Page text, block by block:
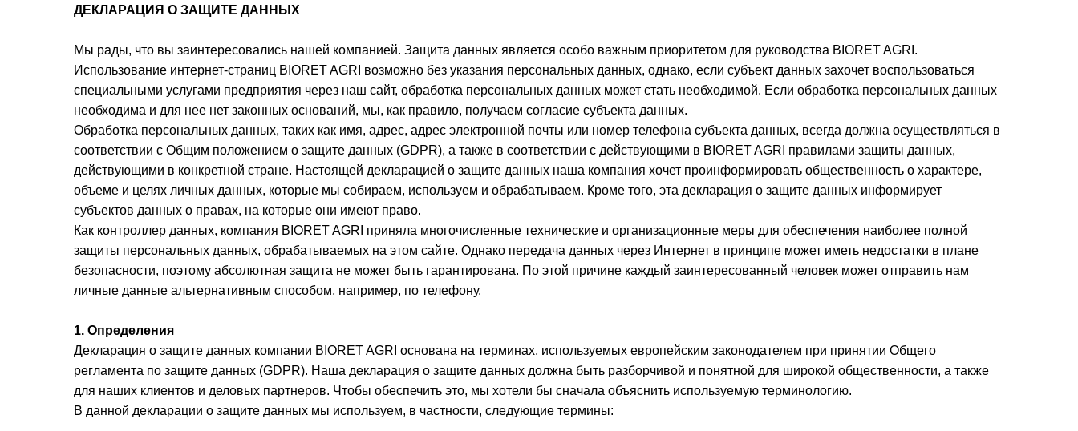
ДЕКЛАРАЦИЯ О ЗАЩИТЕ ДАННЫХ
Мы рады, что вы заинтересовались нашей компанией. Защита данных является особо важным приоритетом для руководства BIORET AGRI.
Использование интернет-страниц BIORET AGRI возможно без указания персональных данных, однако, если субъект данных захочет воспользоваться
специальными услугами предприятия через наш сайт, обработка персональных данных может стать необходимой. Если обработка персональных данных
необходима и для нее нет законных оснований, мы, как правило, получаем согласие субъекта данных.
Обработка персональных данных, таких как имя, адрес, адрес электронной почты или номер телефона субъекта данных, всегда должна осуществляться в
соответствии с Общим положением о защите данных (GDPR), а также в соответствии с действующими в BIORET AGRI правилами защиты данных,
действующими в конкретной стране. Настоящей декларацией о защите данных наша компания хочет проинформировать общественность о характере,
объеме и целях личных данных, которые мы собираем, используем и обрабатываем. Кроме того, эта декларация о защите данных информирует
субъектов данных о правах, на которые они имеют право.
Как контроллер данных, компания BIORET AGRI приняла многочисленные технические и организационные меры для обеспечения наиболее полной
защиты персональных данных, обрабатываемых на этом сайте. Однако передача данных через Интернет в принципе может иметь недостатки в плане
безопасности, поэтому абсолютная защита не может быть гарантирована. По этой причине каждый заинтересованный человек может отправить нам
личные данные альтернативным способом, например, по телефону.
1. Определения
Декларация о защите данных компании BIORET AGRI основана на терминах, используемых европейским законодателем при принятии Общего
регламента по защите данных (GDPR). Наша декларация о защите данных должна быть разборчивой и понятной для широкой общественности, а также
для наших клиентов и деловых партнеров. Чтобы обеспечить это, мы хотели бы сначала объяснить используемую терминологию.
В данной декларации о защите данных мы используем, в частности, следующие термины: